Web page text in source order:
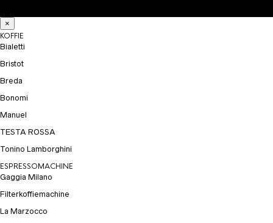
×
KOFFIE
Bialetti
Bristot
Breda
Bonomi
Manuel
TESTA ROSSA
Tonino Lamborghini
ESPRESSOMACHINE
Gaggia Milano
Filterkoffiemachine
La Marzocco